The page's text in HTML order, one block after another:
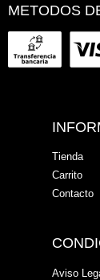
METODOS
Tienda
Carrito
Contacto
Aviso